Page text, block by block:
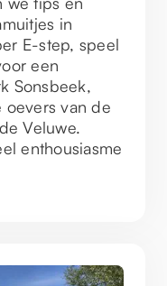
in
E-step, speel
een
Sonsbeek,
oevers van de
Veluwe.
enthousiasme